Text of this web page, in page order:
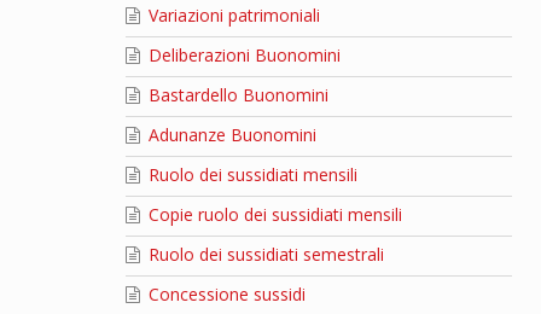
Variazioni patrimoniali
Deliberazioni Buonomini
Bastardello Buonomini
Adunanze Buonomini
Ruolo dei sussidiati mensili
Copie ruolo dei sussidiati mensili
Ruolo dei sussidiati semestrali
Concessione sussidi